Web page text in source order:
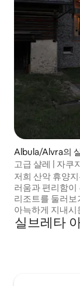
Albula/Alvra의
고급 샬레 | 자쿠
전망
저희 산악 휴양
러움과 편리함이
리조트를 둘러보
아늑하게 지내시
공 사항: 세계적
위치 ✶레인 샤워
실브레타